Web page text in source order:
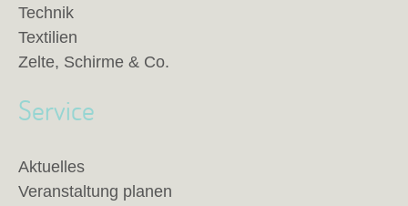
Technik
Textilien
Zelte, Schirme & Co.
Service
Aktuelles
Veranstaltung planen